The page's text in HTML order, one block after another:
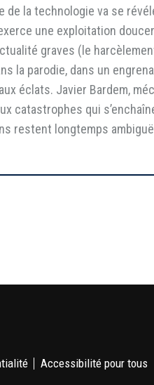
de la technologie va se
une exploitation
graves (le
la parodie, dans un
éclats. Javier Bardem,
catastrophes qui
restent longtemps
Accessibilité pour tous